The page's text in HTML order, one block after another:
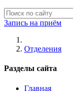
Запись на приём
Отделения
Разделы сайта
Главная